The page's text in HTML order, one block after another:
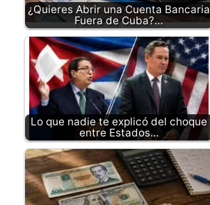
¿Quieres Abrir una Cuenta Bancaria
Fuera de Cuba?…
Lo que nadie te explicó del choque
entre Estados…